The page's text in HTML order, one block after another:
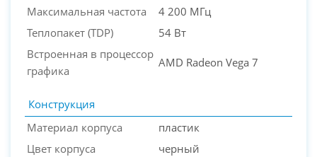
Максимальная частота
4 200 МГц
Теплопакет (TDP)
54 Вт
Встроенная в процессор
графика
AMD Radeon Vega 7
Конструкция
Материал корпуса
пластик
Цвет корпуса
черный